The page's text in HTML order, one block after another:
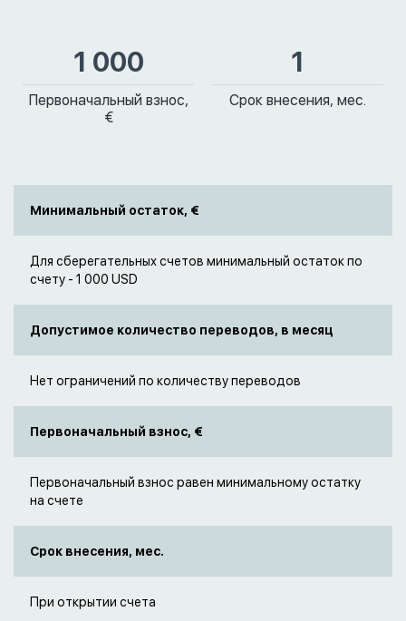
1 000
Первоначальный взнос,
€
1
Срок внесения, мес.
Минимальный остаток, €
Для сберегательных счетов минимальный остаток по
счету - 1 000 USD
Допустимое количество переводов, в месяц
Нет ограничений по количеству переводов
Первоначальный взнос, €
Первоначальный взнос равен минимальному остатку
на счете
Срок внесения, мес.
При открытии счета